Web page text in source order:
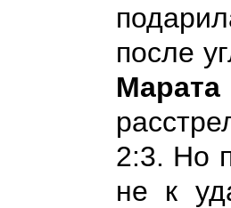
после
2:3. Но
не к